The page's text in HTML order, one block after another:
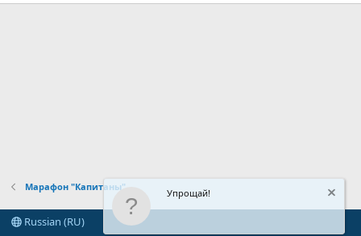
Марафон "Капитаны"
Russian (RU)
Упрощай!